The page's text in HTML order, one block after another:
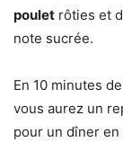
poulet rôties et
note sucrée.
En 10 minutes de
vous aurez un
pour un dîner